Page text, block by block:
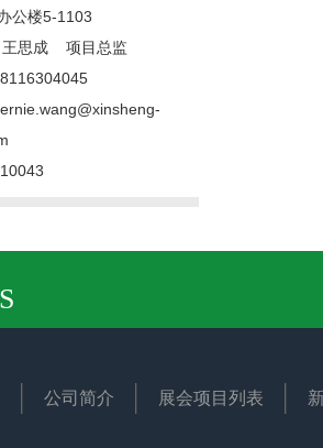
公楼5-1103
王思成 项目总监
公司简介 展会项目列表